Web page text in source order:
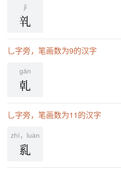
jǐ
乵
乚字旁，笔画数为9的汉字
ɡān
乹
乚字旁，笔画数为11的汉字
zhì，luàn
乿